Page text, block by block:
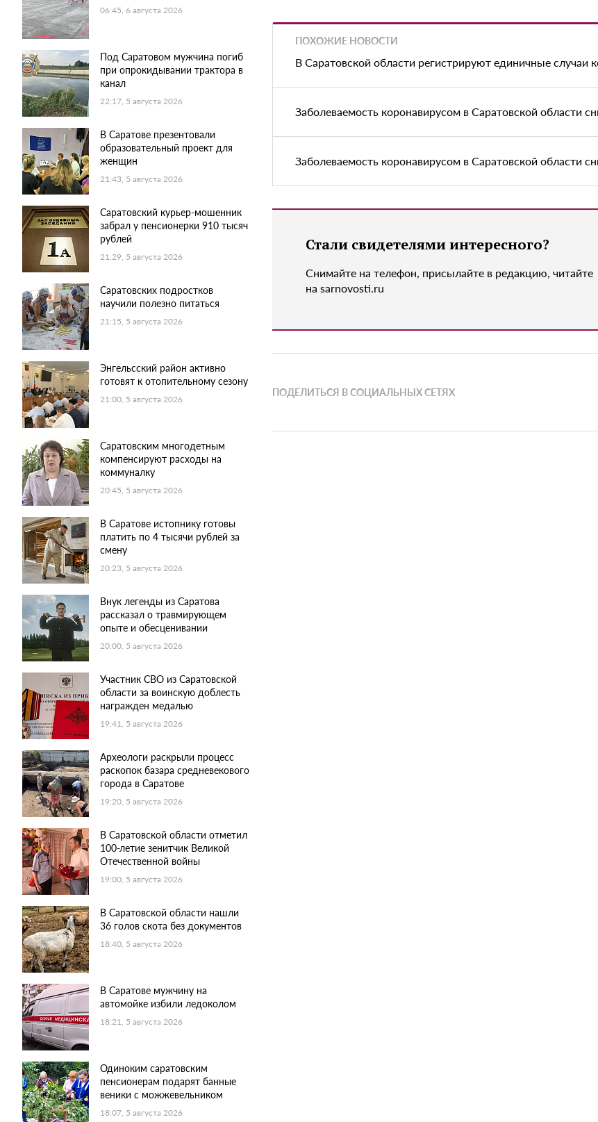
06:45, 6 августа 2026
Под Саратовом мужчина погиб
при опрокидывании трактора в
канал
22:17, 5 августа 2026
В Саратове презентовали
образовательный проект для
женщин
21:43, 5 августа 2026
Саратовский курьер-мошенник
забрал у пенсионерки 910 тысяч
рублей
21:29, 5 августа 2026
Саратовских подростков
научили полезно питаться
21:15, 5 августа 2026
Энгельсский район активно
готовят к отопительному сезону
21:00, 5 августа 2026
Саратовским многодетным
компенсируют расходы на
коммуналку
20:45, 5 августа 2026
В Саратове истопнику готовы
платить по 4 тысячи рублей за
смену
20:23, 5 августа 2026
Внук легенды из Саратова
рассказал о травмирующем
опыте и обесценивании
20:00, 5 августа 2026
Участник СВО из Саратовской
области за воинскую доблесть
награжден медалью
19:41, 5 августа 2026
Археологи раскрыли процесс
раскопок базара средневекового
города в Саратове
19:20, 5 августа 2026
В Саратовской области отметил
100-летие зенитчик Великой
Отечественной войны
19:00, 5 августа 2026
В Саратовской области нашли
36 голов скота без документов
18:40, 5 августа 2026
В Саратове мужчину на
автомойке избили ледоколом
18:21, 5 августа 2026
Одиноким саратовским
пенсионерам подарят банные
веники с можжевельником
18:07, 5 августа 2026
ПОХОЖИЕ НОВОСТИ
В Саратовской области регистрируют единичные случаи
Заболеваемость коронавирусом в Саратовской области
Заболеваемость коронавирусом в Саратовской области
Стали свидетелями интересного?
Снимайте на телефон, присылайте в редакцию, читайте
на sarnovosti.ru
ПОДЕЛИТЬСЯ В СОЦИАЛЬНЫХ СЕТЯХ